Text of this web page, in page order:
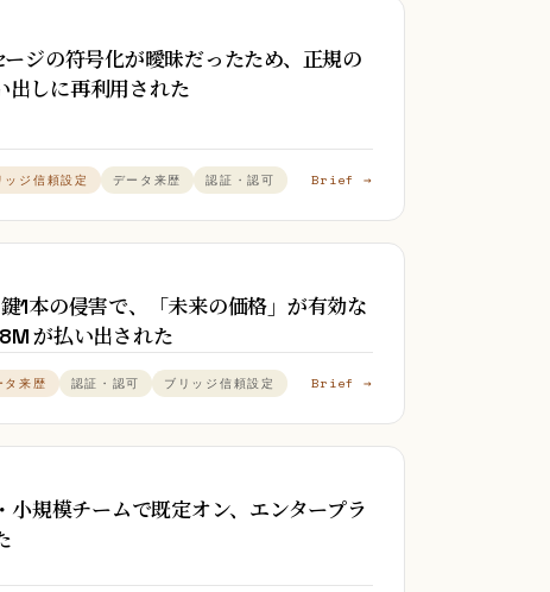
ジの符号化が曖昧だったため、正規の
出しに再利用された
ッジ信頼設定 データ来歴 認証・認可 Brief →
1本の侵害で、「未来の価格」が有効な
が払い出された
タ来歴 認証・認可 ブリッジ信頼設定 Brief →
小規模チームで既定オン、エンタープラ